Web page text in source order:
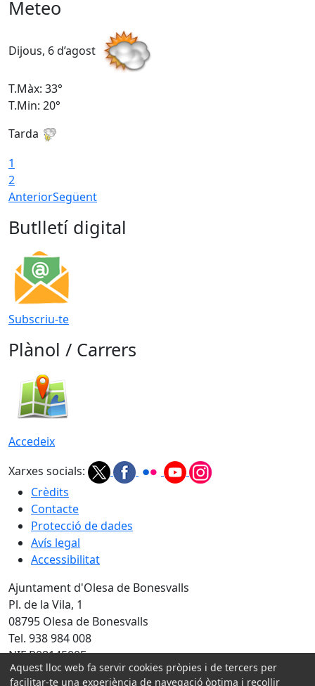
Meteo
Dijous, 6 d’agost
T.Màx: 33°
T.Min: 20°
Tarda
1
2
AnteriorSegüent
Butlletí digital
Subscriu-te
Plànol / Carrers
Accedeix
Xarxes socials:
Crèdits
Contacte
Protecció de dades
Avís legal
Accessibilitat
Ajuntament d'Olesa de Bonesvalls
Pl. de la Vila, 1
08795 Olesa de Bonesvalls
Tel. 938 984 008
NIF P0814500E
Aquest lloc web fa servir cookies pròpies i de tercers per
facilitar-te una experiència de navegació òptima i recollir